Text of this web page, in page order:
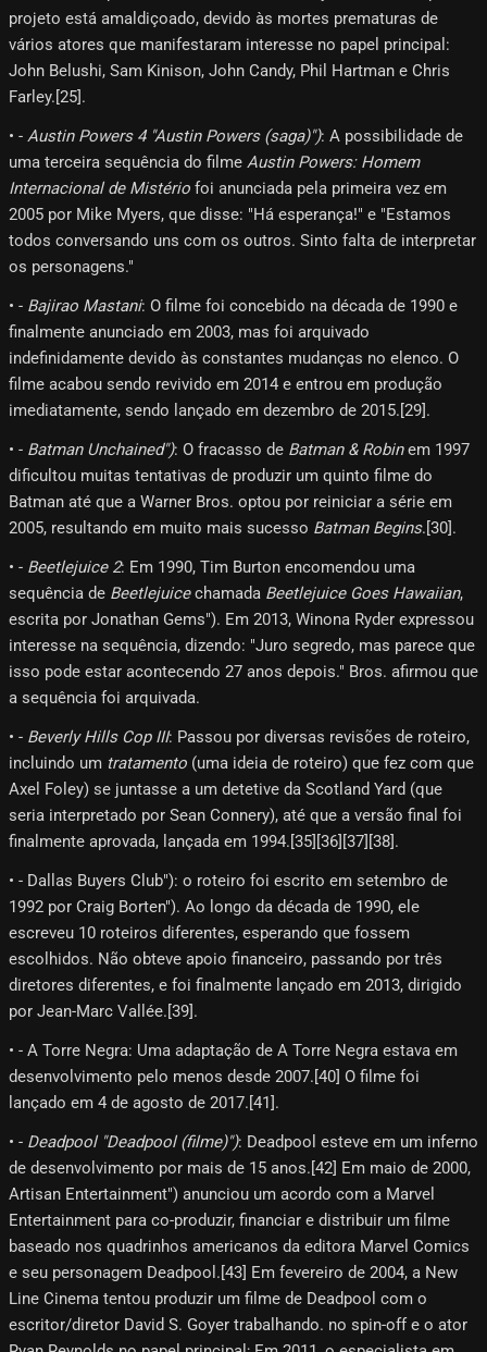
projeto está amaldiçoado, devido às mortes prematuras de
vários atores que manifestaram interesse no papel principal:
John Belushi, Sam Kinison, John Candy, Phil Hartman e Chris
Farley.[25]​.
• - Austin Powers 4 "Austin Powers (saga)"): A possibilidade de
uma terceira sequência do filme Austin Powers: Homem
Internacional de Mistério foi anunciada pela primeira vez em
2005 por Mike Myers, que disse: "Há esperança!" e "Estamos
todos conversando uns com os outros. Sinto falta de interpretar
os personagens."
• - Bajirao Mastani: O filme foi concebido na década de 1990 e
finalmente anunciado em 2003, mas foi arquivado
indefinidamente devido às constantes mudanças no elenco. O
filme acabou sendo revivido em 2014 e entrou em produção
imediatamente, sendo lançado em dezembro de 2015.[29]​.
• - Batman Unchained"): O fracasso de Batman & Robinem 1997
dificultou muitas tentativas de produzir um quinto filme do
Batman até que a Warner Bros. optou por reiniciar a série em
2005, resultando em muito mais sucesso Batman Begins.[30]​.
• - Beetlejuice 2: Em 1990, Tim Burton encomendou uma
sequência de Beetlejuicechamada Beetlejuice Goes Hawaiian,
escrita por Jonathan Gems"). Em 2013, Winona Ryder expressou
interesse na sequência, dizendo: "Juro segredo, mas parece que
isso pode estar acontecendo 27 anos depois." Bros. afirmou que
a sequência foi arquivada.
• - Beverly Hills Cop III: Passou por diversas revisões de roteiro,
incluindo um tratamento (uma ideia de roteiro) que fez com que
Axel Foley) se juntasse a um detetive da Scotland Yard (que
seria interpretado por Sean Connery), até que a versão final foi
finalmente aprovada, lançada em 1994.[35]​[36]​[37]​[38]​.
• - Dallas Buyers Club"): o roteiro foi escrito em setembro de
1992 por Craig Borten"). Ao longo da década de 1990, ele
escreveu 10 roteiros diferentes, esperando que fossem
escolhidos. Não obteve apoio financeiro, passando por três
diretores diferentes, e foi finalmente lançado em 2013, dirigido
por Jean-Marc Vallée.[39]​.
• - A Torre Negra: Uma adaptação de A Torre Negra estava em
desenvolvimento pelo menos desde 2007.[40]​ O filme foi
lançado em 4 de agosto de 2017.[41]​.
• - Deadpool "Deadpool (filme)"): Deadpool esteve em um inferno
de desenvolvimento por mais de 15 anos.[42]​ Em maio de 2000,
Artisan Entertainment") anunciou um acordo com a Marvel
Entertainment para co-produzir, financiar e distribuir um filme
baseado nos quadrinhos americanos da editora Marvel Comics
e seu personagem Deadpool.[43]​ Em fevereiro de 2004, a New
Line Cinema tentou produzir um filme de Deadpool com o
escritor/diretor David S. Goyer trabalhando. no spin-off e o ator